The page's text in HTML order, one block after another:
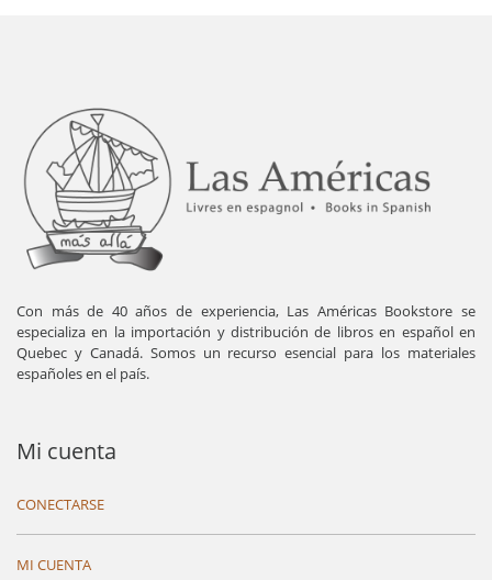
Con más de 40 años de experiencia, Las Américas Bookstore se
especializa en la importación y distribución de libros en español en
Quebec y Canadá. Somos un recurso esencial para los materiales
españoles en el país.
Mi cuenta
CONECTARSE
MI CUENTA